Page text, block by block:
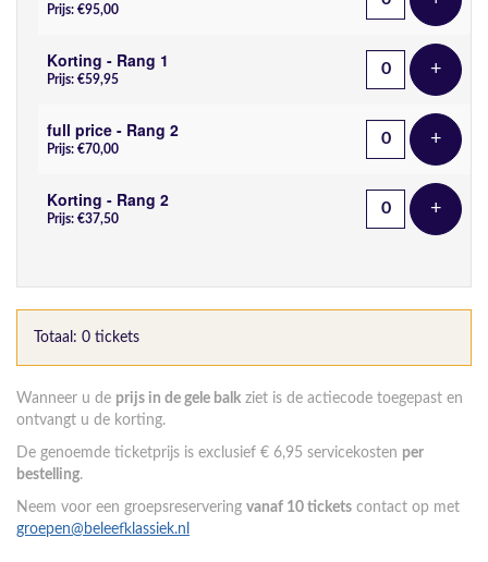
Prijs: €95,00 Voeg
Korting - Rang 1
Prijs: €59,95 +Voeg
full price - Rang 2
Prijs: €70,00 +Voeg
Korting - Rang 2
Prijs: €37,50 +Voeg
Totaal: 0 tickets
Wanneer u de prijs in de gele balk ziet is de actiecode toegepast en
ontvangt u de korting.
De genoemde ticketprijs is exclusief € 6,95 servicekosten per
bestelling.
Neem voor een groepsreservering vanaf 10 tickets contact op met
groepen@beleefklassiek.nl